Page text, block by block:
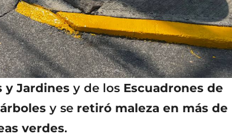
y Jardines y de los Escuadrones de
y se retiró maleza en más de
verdes.